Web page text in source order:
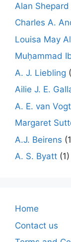
Alan Shepard
Charles A.
Louisa May
Muḥammad
A. J. Liebling
Ailie J. E.
A. E. van Vogt
Margaret
A.J. Beirens
A. S. Byatt (1)
Home
Contact us